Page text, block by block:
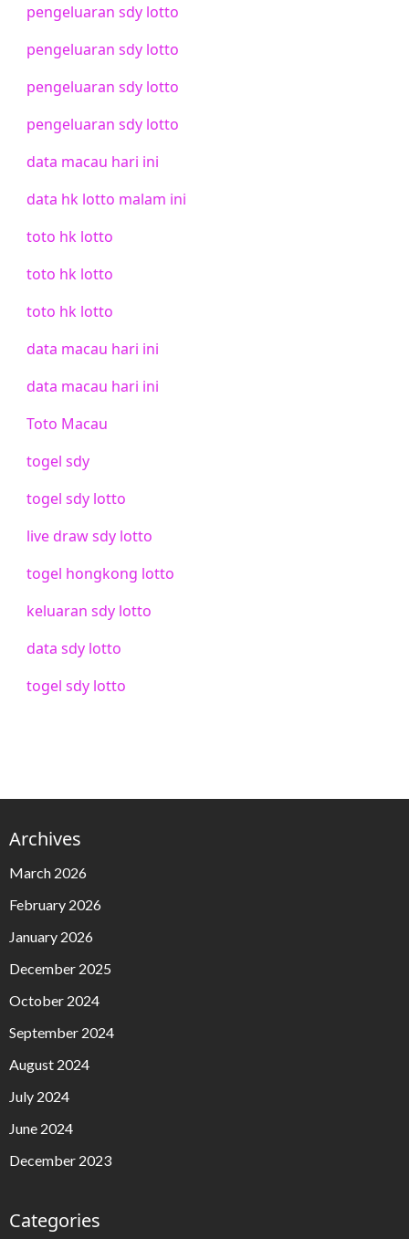
pengeluaran sdy lotto
pengeluaran sdy lotto
pengeluaran sdy lotto
pengeluaran sdy lotto
data macau hari ini
data hk lotto malam ini
toto hk lotto
toto hk lotto
toto hk lotto
data macau hari ini
data macau hari ini
Toto Macau
togel sdy
togel sdy lotto
live draw sdy lotto
togel hongkong lotto
keluaran sdy lotto
data sdy lotto
togel sdy lotto
Archives
March 2026
February 2026
January 2026
December 2025
October 2024
September 2024
August 2024
July 2024
June 2024
December 2023
Categories